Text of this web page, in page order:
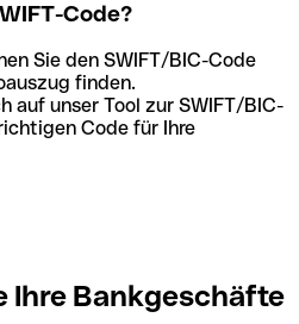
Code?
Sie den SWIFT/BIC-Code
finden.
auf unser Tool zur SWIFT/BIC-
Code für Ihre
Ihre Bankgeschäfte